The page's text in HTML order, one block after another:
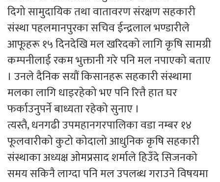
दिगो सामुदायिक तथा वातावरण संरक्षण सहकारी
संस्था पहलमानपुरका सचिव ईन्द्रलाल भण्डारीले
आफूहरू १५ दिनदेखि मल खरिदको लागि कृषि सामग्री
कम्पनीलाई रकम भुक्तानी गरे पनि मल नपाएको बताए
। उनले दैनिक सयौं किसानहरू सहकारी संस्थामा
मलका लागि धाइरहेको भए पनि रित्तै हात घर
फर्काउनुपर्ने बाध्यता रहेको सुनाए ।
त्यस्तै, धनगढी उपमहानगरपालिका वडा नम्बर १४
फूलवारीको कुटो कोदालो आधुनिक कृषि सहकारी
संस्थाका अध्यक्ष ओमप्रसाद शर्माले हिउँदे सिजनको
समय सकिनै लाग्दा पनि मल उपलब्ध गराउने विषयमा